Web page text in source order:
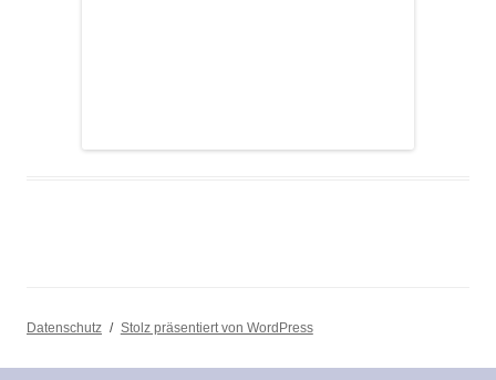
Datenschutz Stolz präsentiert von WordPress